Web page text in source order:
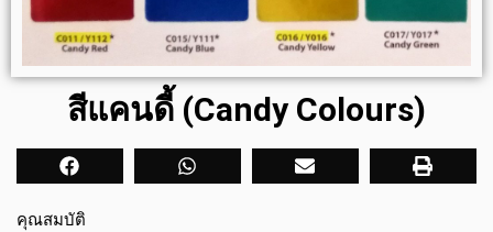
สีแคนดี้ (Candy Colours)
คุณสมบัติ